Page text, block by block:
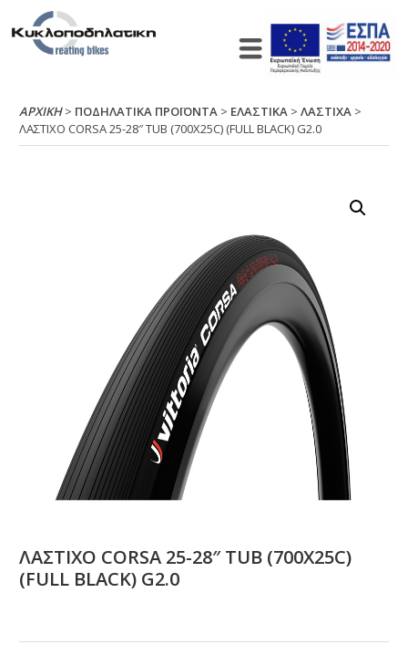
ΑΡΧΙΚΉ> ΠΟΔΗΛΑΤΙΚΑ ΠΡΟΪΟΝΤΑ > ΕΛΑΣΤΙΚΑ >ΛΑΣΤΙΧΑ >
ΛΑΣΤΙΧΟ CΟRSΑ 25-28″ ΤUΒ (700Χ25C) (FULL ΒLΑCΚ) G2.0
ΛΑΣΤΙΧΟ CΟRSΑ 25-28″ ΤUΒ (700Χ25C)
(FULL ΒLΑCΚ) G2.0